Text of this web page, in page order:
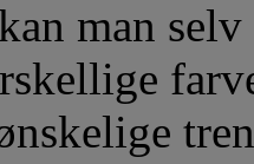
man